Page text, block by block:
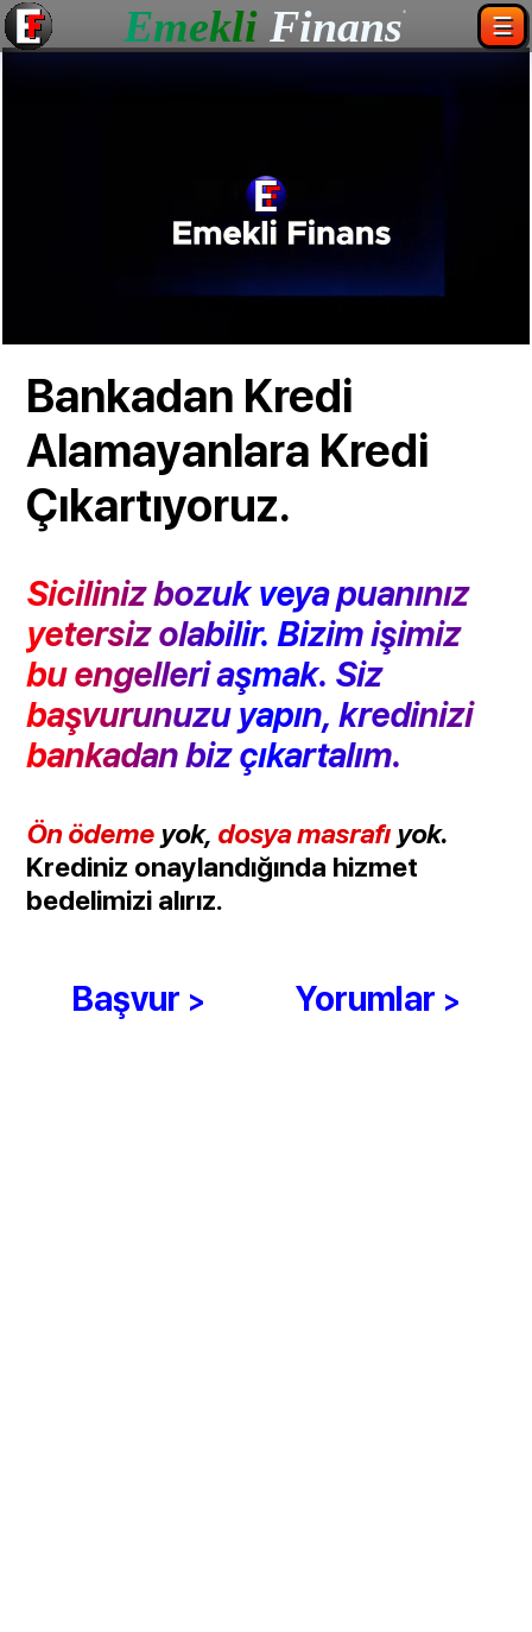
Emekli Finans ®
☰
Bankadan Kredi
Alamayanlara Kredi
Çıkartıyoruz.
Siciliniz bozuk veya puanınız
yetersiz olabilir. Bizim işimiz
bu engelleri aşmak. Siz
başvurunuzu yapın, kredinizi
bankadan biz çıkartalım.
Ön ödeme yok, dosya masrafı yok.
Krediniz onaylandığında hizmet
bedelimizi alırız.
Başvur > Yorumlar >